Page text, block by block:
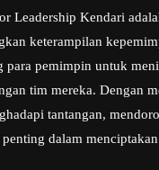
Leadership Kendari
keterampilan
para pemimpin untuk
tim mereka. Dengan
tantangan,
penting dalam